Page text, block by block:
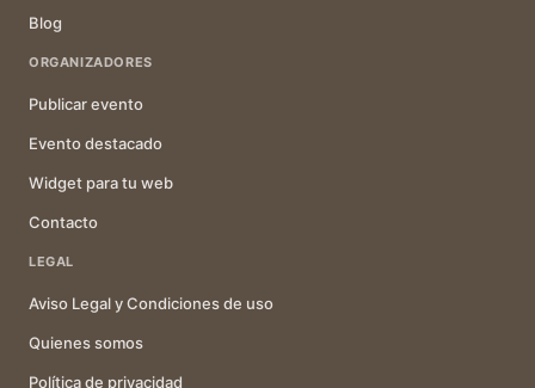
Blog
ORGANIZADORES
Publicar evento
Evento destacado
Widget para tu web
Contacto
LEGAL
Aviso Legal y Condiciones de uso
Quienes somos
Política de privacidad